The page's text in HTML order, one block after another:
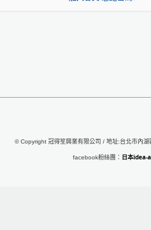
© Copyright 冠得笙興業有限公司 / 地址:台北市內
facebook粉絲團： 日本idea-